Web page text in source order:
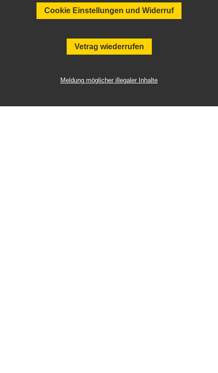
Cookie Einstellungen und Widerruf
Vetrag wiederrufen
Meldung möglicher illegaler Inhalte